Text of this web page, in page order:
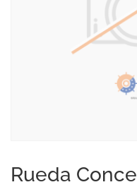
Rueda